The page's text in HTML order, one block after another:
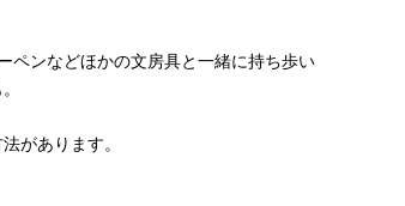
ペンなどほかの文房具と一緒に持ち歩い
があります。